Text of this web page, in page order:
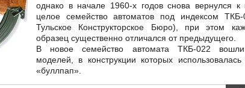
однако в начале 1960-х годов снова вернулся к
целое семейство автоматов под индексом
Тульское Конструкторское Бюро), при этом
образец существенно отличался от предыдущего.
В новое семейство автомата ТКБ-022 вошли
моделей, в конструкции которых использовалась
«буллпап».